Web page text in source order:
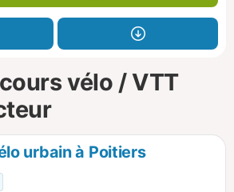
vélo / VTT
urbain à Poitiers